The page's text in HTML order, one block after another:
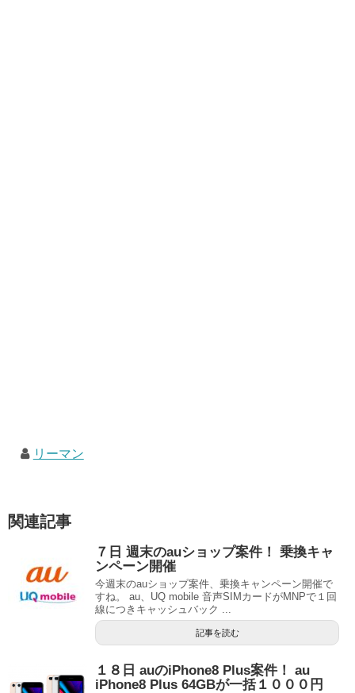
リーマン
関連記事
７日 週末のauショップ案件！ 乗換キャ
ンペーン開催
今週末のauショップ案件、乗換キャンペーン開催で
すね。 au、UQ mobile 音声SIMカードがMNPで１回
線につきキャッシュバック ...
記事を読む
１８日 auのiPhone8 Plus案件！ au
iPhone8 Plus 64GBが一括１０００円